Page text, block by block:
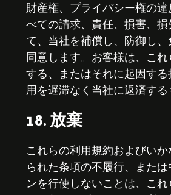
財産権、プライバシー権の
べての請求、責任、損害、損
て、当社を補償し、防御し
同意します。お客様は、こ
する、またはそれに起因する
用を遅滞なく当社に返済する
18. 放棄
これらの利用規約およびい
られた条項の不履行、または
ンを行使しないことは、こ